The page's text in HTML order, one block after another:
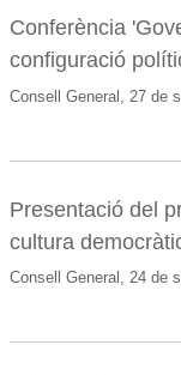
Conferència
configuració
Consell General, 27 de
Presentació del
cultura
Consell General, 24 de